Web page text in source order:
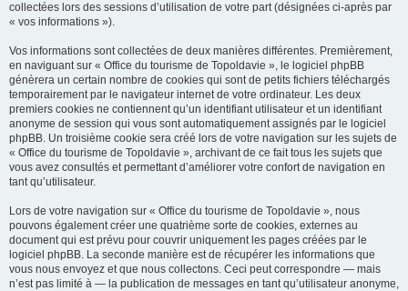
collectées lors des sessions d’utilisation de votre part (désignées ci-après par
« vos informations »).
Vos informations sont collectées de deux manières différentes. Premièrement,
en naviguant sur « Office du tourisme de Topoldavie », le logiciel phpBB
génèrera un certain nombre de cookies qui sont de petits fichiers téléchargés
temporairement par le navigateur internet de votre ordinateur. Les deux
premiers cookies ne contiennent qu’un identifiant utilisateur et un identifiant
anonyme de session qui vous sont automatiquement assignés par le logiciel
phpBB. Un troisième cookie sera créé lors de votre navigation sur les sujets de
« Office du tourisme de Topoldavie », archivant de ce fait tous les sujets que
vous avez consultés et permettant d’améliorer votre confort de navigation en
tant qu’utilisateur.
Lors de votre navigation sur « Office du tourisme de Topoldavie », nous
pouvons également créer une quatrième sorte de cookies, externes au
document qui est prévu pour couvrir uniquement les pages créées par le
logiciel phpBB. La seconde manière est de récupérer les informations que
vous nous envoyez et que nous collectons. Ceci peut correspondre — mais
n’est pas limité à — la publication de messages en tant qu’utilisateur anonyme,